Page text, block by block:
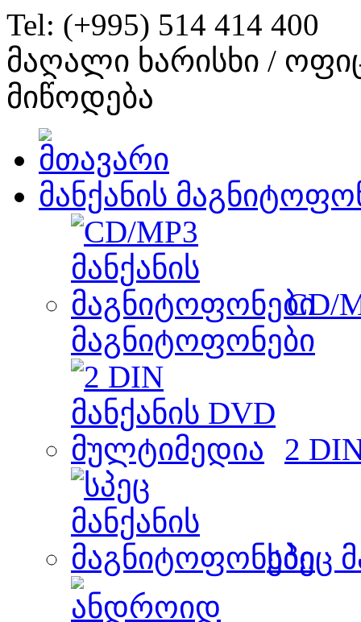
Tel: (+995) 514 414 400
მაღალი ხარისხი /
მიწოდება
მანქანის
CD/
მაგნიტოფონები
2
სპეც